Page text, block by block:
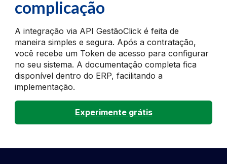
complicação
A integração via API GestãoClick é feita de
maneira simples e segura. Após a contratação,
você recebe um Token de acesso para configurar
no seu sistema. A documentação completa fica
disponível dentro do ERP, facilitando a
implementação.
Experimente grátis